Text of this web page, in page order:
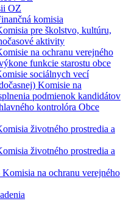
OZ
komisia
pre školstvo, kultúru,
aktivity
na ochranu verejného
funkcie starostu obce
sociálnych vecí
Komisie na
podmienok kandidátov
kontrolóra Obce
životného prostredia a
životného prostredia a
Komisia na ochranu verejného